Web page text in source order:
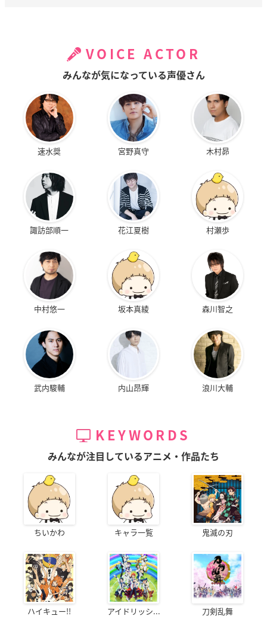
VOICE ACTOR
みんなが気になっている声優さん
速水奨 宮野真守 木村昴
諏訪部順一 花江夏樹 村瀬歩
中村悠一 坂本真綾 森川智之
武内駿輔 内山昂輝 浪川大輔
KEYWORDS
みんなが注目しているアニメ・作品たち
ちいかわ キャラ一覧 鬼滅の刃
ハイキュー!! アイドリッシ... 刀剣乱舞